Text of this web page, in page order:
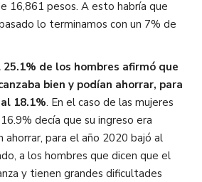
16,861 pesos. A esto habría que
lo terminamos con un 7% de
25.1% de los hombres afirmó que
bien y podían ahorrar, para
18.1%. En el caso de las mujeres
decía que su ingreso era
ahorrar, para el año 2020 bajó al
a los hombres que dicen que el
y tienen grandes dificultades